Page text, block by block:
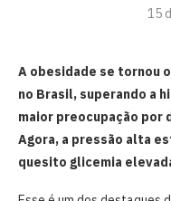
15
A obesidade se tornou
no Brasil, superando a
maior preocupação por
Agora, a pressão alta
quesito glicemia